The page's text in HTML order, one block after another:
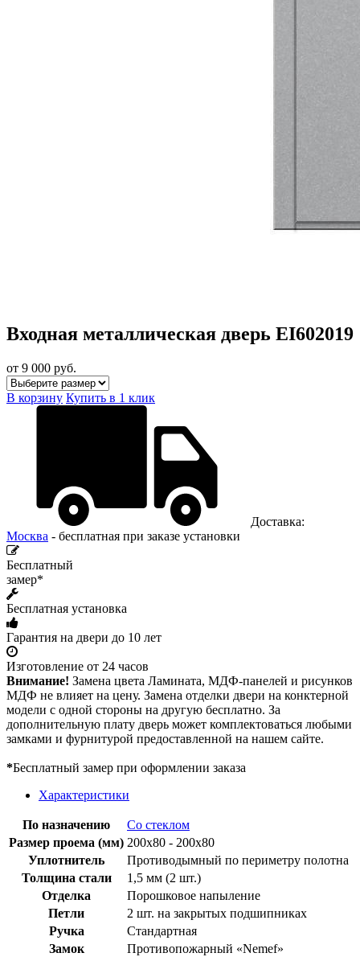
Входная металлическая дверь EI602019
от 9 000 руб.
В корзину Купить в 1 клик
Доставка:
Москва - бесплатная при заказе установки
Бесплатный
замер*
Бесплатная установка
Гарантия на двери до 10 лет
Изготовление от 24 часов
Внимание! Замена цвета Ламината, МДФ-панелей и рисунков
МДФ не влияет на цену. Замена отделки двери на конктерной
модели с одной стороны на другую бесплатно. За
дополнительную плату дверь может комплектоваться любыми
замками и фурнитурой предоставленной на нашем сайте.
*Бесплатный замер при оформлении заказа
Характеристики
По назначению
Со стеклом
Размер проема (мм) 200х80 - 200х80
Уплотнитель
Противодымный по периметру полотна
Толщина стали
1,5 мм (2 шт.)
Отделка
Порошковое напыление
Петли
2 шт. на закрытых подшипниках
Ручка
Стандартная
Замок
Противопожарный «Nemef»